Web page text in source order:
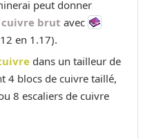
peut donner
cuivre brut avec
en 1.17).
dans un tailleur de
4 blocs de cuivre taillé,
8 escaliers de cuivre